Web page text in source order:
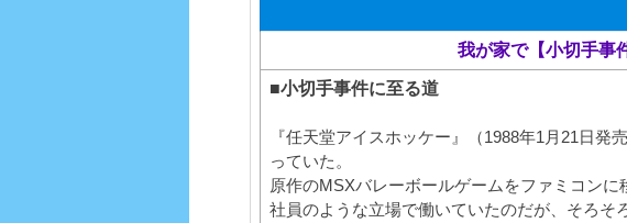
我が家で【小切手事
■小切手事件に至る道
『任天堂アイスホッケー』（1988年1月21日
っていた。
原作のMSXバレーボールゲームをファミコン
社員のような立場で働いていたのだが、そろそ